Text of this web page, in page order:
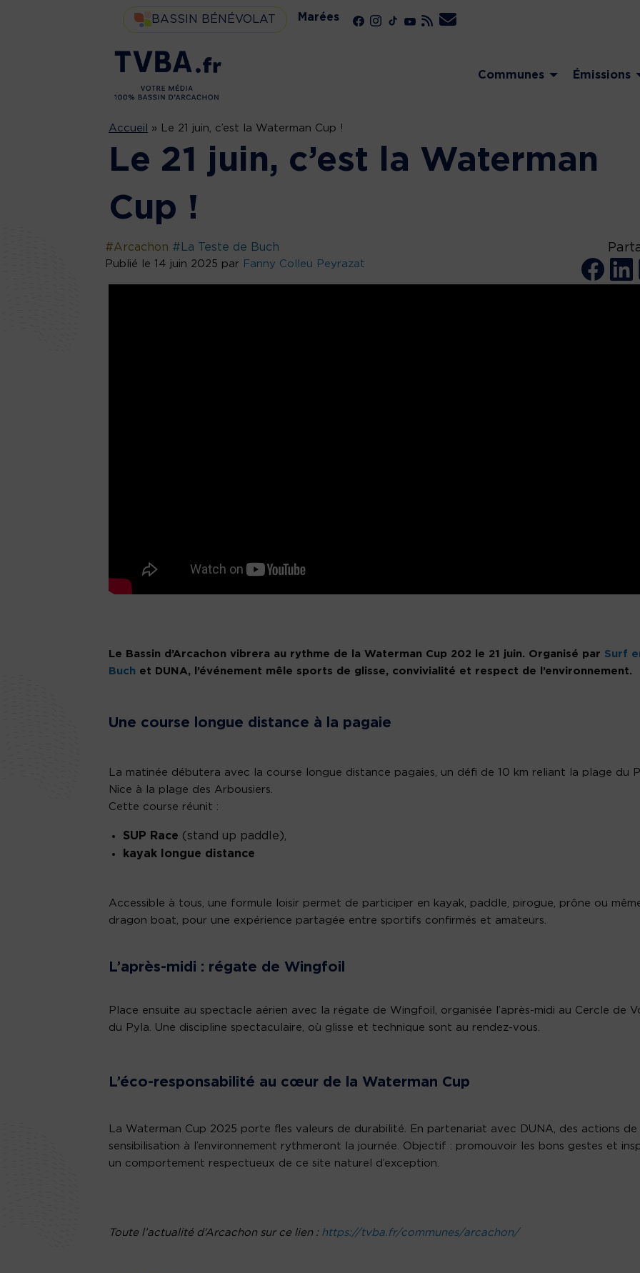
BASSIN BÉNÉVOLAT Marées
Communes Émissions
Accueil » Le 21 juin, c’est la Waterman Cup !
Le 21 juin, c’est la Waterman
Cup !
#Arcachon #La Teste de Buch
Publié le 14 juin 2025 par Fanny Colleu Peyrazat
Le Bassin d’Arcachon vibrera au rythme de la Waterman Cup 202 le 21 juin. Organisé par Surf
Buch et DUNA, l’événement mêle sports de glisse, convivialité et respect de l’environnement.
Une course longue distance à la pagaie
La matinée débutera avec la course longue distance pagaies, un défi de 10 km reliant la plage du
Nice à la plage des Arbousiers.
Cette course réunit :
SUP Race (stand up paddle),
kayak longue distance
Accessible à tous, une formule loisir permet de participer en kayak, paddle, pirogue, prône ou
dragon boat, pour une expérience partagée entre sportifs confirmés et amateurs.
L’après-midi : régate de Wingfoil
Place ensuite au spectacle aérien avec la régate de Wingfoil, organisée l’après-midi au Cercle de
du Pyla. Une discipline spectaculaire, où glisse et technique sont au rendez-vous.
L’éco-responsabilité au cœur de la Waterman Cup
La Waterman Cup 2025 porte fles valeurs de durabilité. En partenariat avec DUNA, des actions de
sensibilisation à l’environnement rythmeront la journée. Objectif : promouvoir les bons gestes et
un comportement respectueux de ce site naturel d’exception.
Toute l’actualité d’Arcachon sur ce lien :https://tvba.fr/communes/arcachon/